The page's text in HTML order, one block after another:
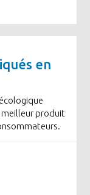
en
meilleur produit